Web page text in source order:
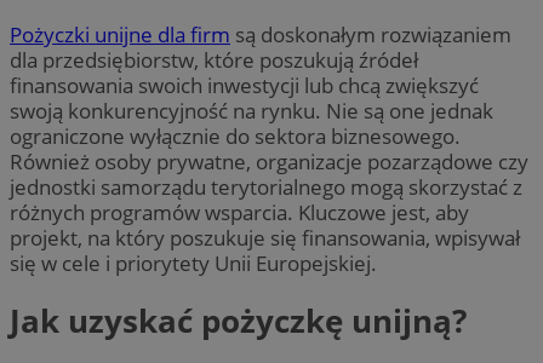
Pożyczki unijne dla firm są doskonałym rozwiązaniem
dla przedsiębiorstw, które poszukują źródeł
finansowania swoich inwestycji lub chcą zwiększyć
swoją konkurencyjność na rynku. Nie są one jednak
ograniczone wyłącznie do sektora biznesowego.
Również osoby prywatne, organizacje pozarządowe czy
jednostki samorządu terytorialnego mogą skorzystać z
różnych programów wsparcia. Kluczowe jest, aby
projekt, na który poszukuje się finansowania, wpisywał
się w cele i priorytety Unii Europejskiej.
Jak uzyskać pożyczkę unijną?